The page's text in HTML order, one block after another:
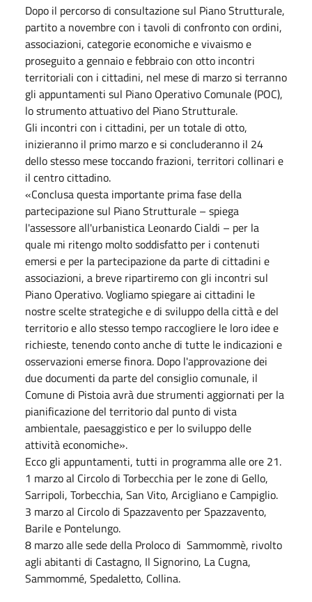
Dopo il percorso di consultazione sul Piano Strutturale,
partito a novembre con i tavoli di confronto con ordini,
associazioni, categorie economiche e vivaismo e
proseguito a gennaio e febbraio con otto incontri
territoriali con i cittadini, nel mese di marzo si terranno
gli appuntamenti sul Piano Operativo Comunale (POC),
lo strumento attuativo del Piano Strutturale.
Gli incontri con i cittadini, per un totale di otto,
inizieranno il primo marzo e si concluderanno il 24
dello stesso mese toccando frazioni, territori collinari e
il centro cittadino.
«Conclusa questa importante prima fase della
partecipazione sul Piano Strutturale – spiega
l'assessore all'urbanistica Leonardo Cialdi – per la
quale mi ritengo molto soddisfatto per i contenuti
emersi e per la partecipazione da parte di cittadini e
associazioni, a breve ripartiremo con gli incontri sul
Piano Operativo. Vogliamo spiegare ai cittadini le
nostre scelte strategiche e di sviluppo della città e del
territorio e allo stesso tempo raccogliere le loro idee e
richieste, tenendo conto anche di tutte le indicazioni e
osservazioni emerse finora. Dopo l'approvazione dei
due documenti da parte del consiglio comunale, il
Comune di Pistoia avrà due strumenti aggiornati per la
pianificazione del territorio dal punto di vista
ambientale, paesaggistico e per lo sviluppo delle
attività economiche».
Ecco gli appuntamenti, tutti in programma alle ore 21.
1 marzo al Circolo di Torbecchia per le zone di Gello,
Sarripoli, Torbecchia, San Vito, Arcigliano e Campiglio.
3 marzo al Circolo di Spazzavento per Spazzavento,
Barile e Pontelungo.
8 marzo alle sede della Proloco di Sammommè, rivolto
agli abitanti di Castagno, Il Signorino, La Cugna,
Sammommé, Spedaletto, Collina.